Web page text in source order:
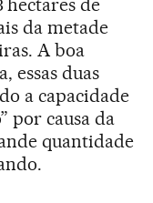
da metade
A boa
essas duas
a capacidade
por causa da
quantidade